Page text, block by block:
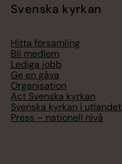
Svenska kyrkan
Hitta församling
Bli medlem
Lediga jobb
Ge en gåva
Organisation
Act Svenska kyrkan
Svenska kyrkan i utlandet
Press – nationell nivå